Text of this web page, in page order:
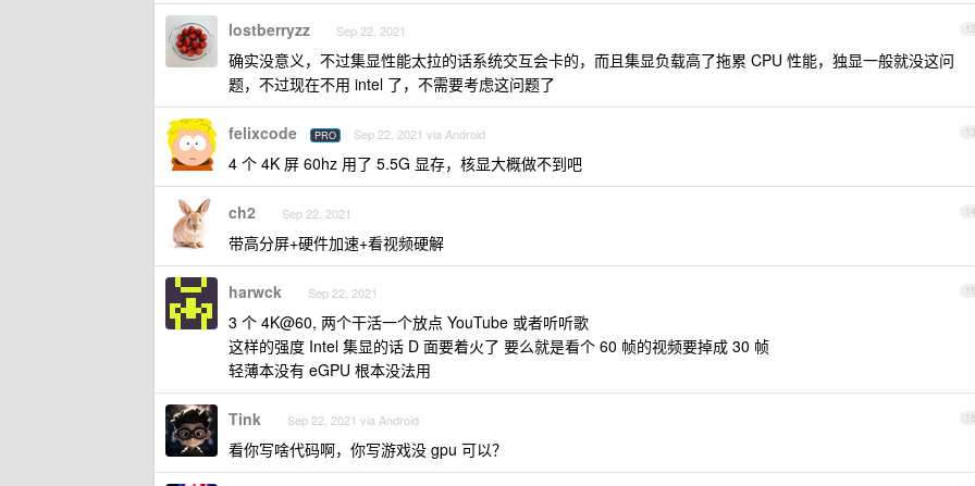
12
lostberryzz Sep 22, 2021
确实没意义，不过集显性能太拉的话系统交互会卡的，而且集显负载高了拖累 CPU 性能，独显一般就没这问
题，不过现在不用 intel 了，不需要考虑这问题了
13
felixcode PRO Sep 22, 2021 via Android
4 个 4K 屏 60hz 用了 5.5G 显存，核显大概做不到吧
14
ch2 Sep 22, 2021
带高分屏+硬件加速+看视频硬解
15
harwck Sep 22, 2021
3 个 4K@60, 两个干活一个放点 YouTube 或者听听歌
这样的强度 Intel 集显的话 D 面要着火了 要么就是看个 60 帧的视频要掉成 30 帧
轻薄本没有 eGPU 根本没法用
16
Tink Sep 22, 2021 via Android
看你写啥代码啊，你写游戏没 gpu 可以？